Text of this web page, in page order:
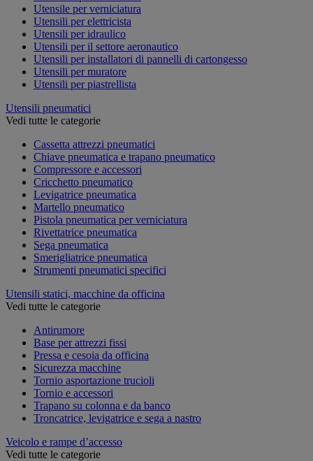
Utensile per verniciatura
Utensili per elettricista
Utensili per idraulico
Utensili per il settore aeronautico
Utensili per installatori di pannelli di cartongesso
Utensili per muratore
Utensili per piastrellista
Utensili pneumatici
Vedi tutte le categorie
Cassetta attrezzi pneumatici
Chiave pneumatica e trapano pneumatico
Compressore e accessori
Cricchetto pneumatico
Levigatrice pneumatica
Martello pneumatico
Pistola pneumatica per verniciatura
Rivettatrice pneumatica
Sega pneumatica
Smerigliatrice pneumatica
Strumenti pneumatici specifici
Utensili statici, macchine da officina
Vedi tutte le categorie
Antirumore
Base per attrezzi fissi
Pressa e cesoia da officina
Sicurezza macchine
Tornio asportazione trucioli
Tornio e accessori
Trapano su colonna e da banco
Troncatrice, levigatrice e sega a nastro
Veicolo e rampe d’accesso
Vedi tutte le categorie